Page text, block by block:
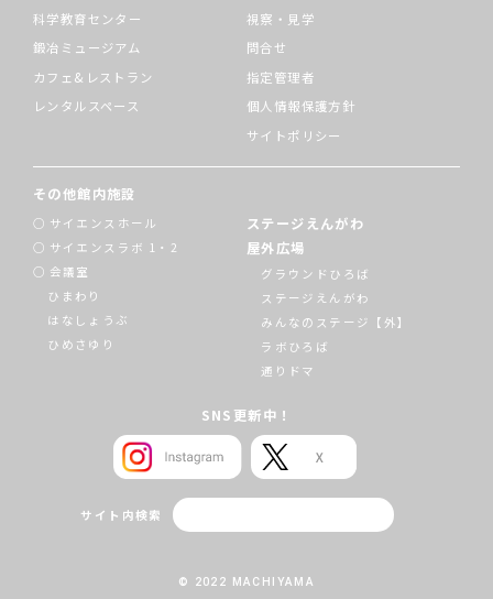
科学教育センター
鍛冶ミュージアム
カフェ&レストラン
レンタルスペース
視察・見学
問合せ
指定管理者
個人情報保護方針
サイトポリシー
その他館内施設
サイエンスホール
サイエンスラボ 1・2
会議室
ひまわり
はなしょうぶ
ひめさゆり
ステージえんがわ
屋外広場
グラウンドひろば
ステージえんがわ
みんなのステージ【外】
ラボひろば
通りドマ
SNS更新中！
サイト内検索
© 2022 MACHIYAMA